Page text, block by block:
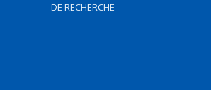
DE RECHERCHE